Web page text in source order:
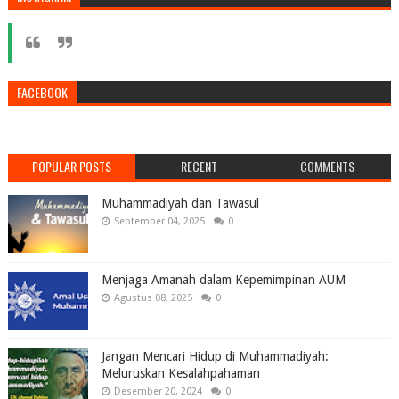
FACEBOOK
POPULAR POSTS RECENT COMMENTS
Muhammadiyah dan Tawasul
September 04, 2025 0
Menjaga Amanah dalam Kepemimpinan AUM
Agustus 08, 2025 0
Jangan Mencari Hidup di Muhammadiyah:
Meluruskan Kesalahpahaman
Desember 20, 2024 0